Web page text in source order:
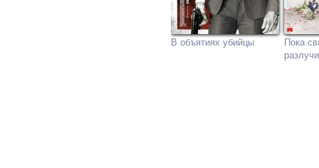
В объятиях убийцы
Пока